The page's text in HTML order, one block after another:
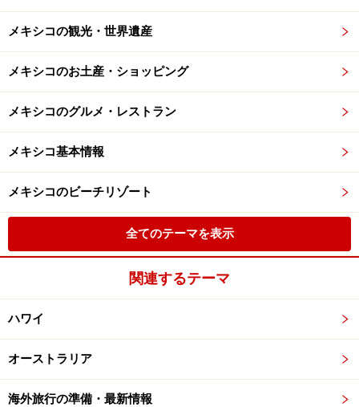
メキシコの観光・世界遺産
メキシコのお土産・ショッピング
メキシコのグルメ・レストラン
メキシコ基本情報
メキシコのビーチリゾート
全てのテーマを表示
関連するテーマ
ハワイ
オーストラリア
海外旅行の準備・最新情報